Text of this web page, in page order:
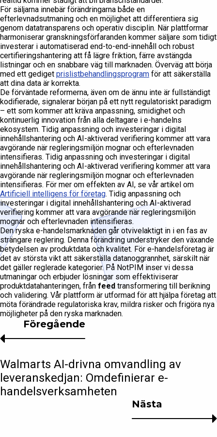
För säljarna innebär förändringarna både en
efterlevnadsutmaning och en möjlighet att differentiera sig
genom datatransparens och operativ disciplin. När plattformar
harmoniserar granskningsförfaranden kommer säljare som tidigt
investerar i automatiserad end-to-end-innehåll och robust
certifieringshantering att få lägre friktion, färre avstängda
listningar och en snabbare väg till marknaden. Överväg att börja
med ett gediget prislistbehandlingsprogram för att säkerställa
att dina data är korrekta.
De förväntade reformerna, även om de ännu inte är fullständigt
kodifierade, signalerar början på ett nytt regulatoriskt paradigm
– ett som kommer att kräva anpassning, smidighet och
kontinuerlig innovation från alla deltagare i e-handelns
ekosystem. Tidig anpassning och investeringar i digital
innehållshantering och AI-aktiverad verifiering kommer att vara
avgörande när regleringsmiljön mognar och efterlevnaden
intensifieras. Tidig anpassning och investeringar i digital
innehållshantering och AI-aktiverad verifiering kommer att vara
avgörande när regleringsmiljön mognar och efterlevnaden
intensifieras. För mer om effekten av AI, se vår artikel om
Artificiell intelligens för företag. Tidig anpassning och
investeringar i digital innehållshantering och AI-aktiverad
verifiering kommer att vara avgörande när regleringsmiljön
mognar och efterlevnaden intensifieras.
Den ryska e-handelsmarknaden går otvivelaktigt in i en fas av
strängare reglering. Denna förändring understryker den växande
betydelsen av produktdata och kvalitet. För e-handelsföretag är
det av största vikt att säkerställa datanoggrannhet, särskilt när
det gäller reglerade kategorier. På NotPIM inser vi dessa
utmaningar och erbjuder lösningar som effektiviserar
produktdatahanteringen, från feed transformering till berikning
och validering. Vår plattform är utformad för att hjälpa företag att
möta förändrade regulatoriska krav, mildra risker och frigöra nya
möjligheter på den ryska marknaden.
Nästa
Föregående
Walmarts AI-drivna omvandling av
leveranskedjan: Omdefinierar e-
handelsverksamheten